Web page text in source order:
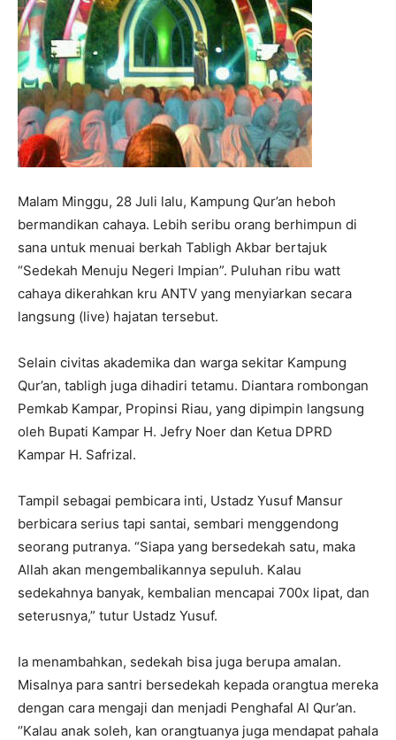
Malam Minggu, 28 Juli lalu, Kampung Qur’an heboh
bermandikan cahaya. Lebih seribu orang berhimpun di
sana untuk menuai berkah Tabligh Akbar bertajuk
“Sedekah Menuju Negeri Impian”. Puluhan ribu watt
cahaya dikerahkan kru ANTV yang menyiarkan secara
langsung (live) hajatan tersebut.
Selain civitas akademika dan warga sekitar Kampung
Qur’an, tabligh juga dihadiri tetamu. Diantara rombongan
Pemkab Kampar, Propinsi Riau, yang dipimpin langsung
oleh Bupati Kampar H. Jefry Noer dan Ketua DPRD
Kampar H. Safrizal.
Tampil sebagai pembicara inti, Ustadz Yusuf Mansur
berbicara serius tapi santai, sembari menggendong
seorang putranya. “Siapa yang bersedekah satu, maka
Allah akan mengembalikannya sepuluh. Kalau
sedekahnya banyak, kembalian mencapai 700x lipat, dan
seterusnya,” tutur Ustadz Yusuf.
Ia menambahkan, sedekah bisa juga berupa amalan.
Misalnya para santri bersedekah kepada orangtua mereka
dengan cara mengaji dan menjadi Penghafal Al Qur’an.
‘’Kalau anak soleh, kan orangtuanya juga mendapat pahala